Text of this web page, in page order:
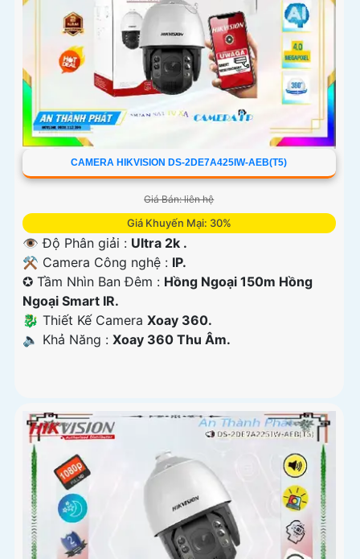
CAMERA HIKVISION DS-2DE7A425IW-AEB(T5)
Giá Bán: liên hệ
Giá Khuyến Mại: 30%
👁 Độ Phân giải : Ultra 2k .
⚒ Camera Công nghệ : IP.
✪ Tầm Nhìn Ban Đêm : Hồng Ngoại 150m Hồng
Ngoại Smart IR.
🐉️ Thiết Kế Camera Xoay 360.
️🔈 Khả Năng : Xoay 360 Thu Âm.